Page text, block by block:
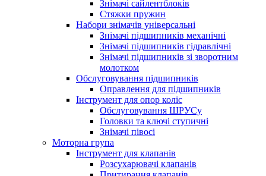
Знімачі сайлентблоків
Стяжки пружин
Набори знімачів універсальні
Знімачі підшипників механічні
Знімачі підшипників гідравлічні
Знімачі підшипників зі зворотним
молотком
Обслуговування підшипників
Оправлення для підшипників
Інструмент для опор коліс
Обслуговування ШРУСу
Головки та ключі ступичні
Знімачі півосі
Моторна група
Інструмент для клапанів
Розсухарювачі клапанів